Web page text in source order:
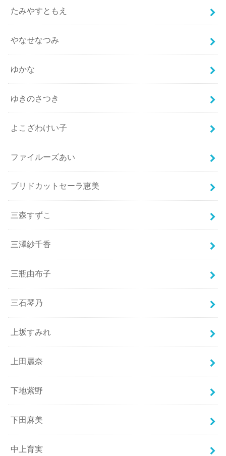
たみやすともえ
やなせなつみ
ゆかな
ゆきのさつき
よこざわけい子
ファイルーズあい
ブリドカットセーラ恵美
三森すずこ
三澤紗千香
三瓶由布子
三石琴乃
上坂すみれ
上田麗奈
下地紫野
下田麻美
中上育実